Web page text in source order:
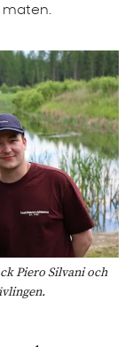
maten.
Piero Silvani och